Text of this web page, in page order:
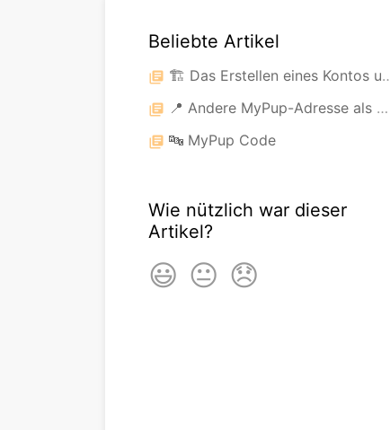
Beliebte Artikel
library_books 🏗️ Das Erstellen eines Kontos und das Starten der Nutzung von MyPup:
library_books 📍 Andere MyPup-Adresse als der Pick-Up-Punkt
library_books 🔤 MyPup Code
Wie nützlich war dieser
Artikel?
😃 😐 😞